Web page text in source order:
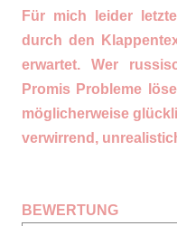
Für mich leider
durch den
erwartet. Wer
Promis Probleme
möglicherweise
verwirrend,
BEWERTUNG